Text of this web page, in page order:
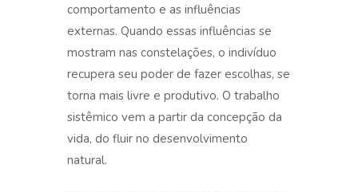
comportamento e as influências
externas. Quando essas influências se
mostram nas constelações, o indivíduo
recupera seu poder de fazer escolhas, se
torna mais livre e produtivo. O trabalho
sistêmico vem a partir da concepção da
vida, do fluir no desenvolvimento
natural.